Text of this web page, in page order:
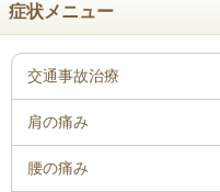
症状メニュー